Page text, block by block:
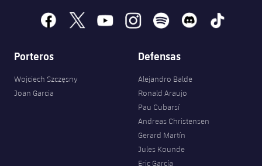
facebook
x youtubeinstagramspotify discord tiktok
Porteros
Wojciech Szczęsny
Joan Garcia
Defensas
Alejandro Balde
Ronald Araujo
Pau Cubarsí
Andreas Christensen
Gerard Martín
Jules Kounde
Eric García